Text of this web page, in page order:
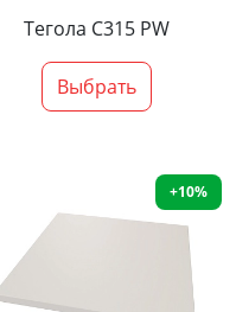
Тегола С315 PW
Выбрать
+10%